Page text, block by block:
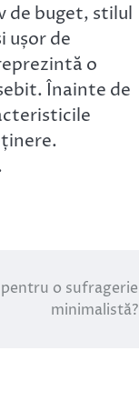
de buget, stilul
ușor de
o
Înainte de
o sufragerie
minimalistă?